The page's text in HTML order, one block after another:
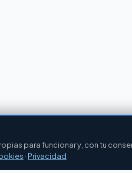
para funcionar y, con tu
· Privacidad